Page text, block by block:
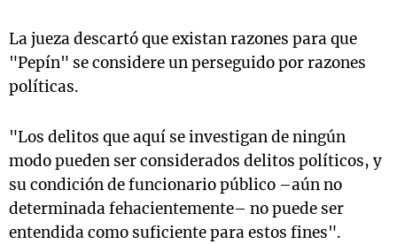
La jueza descartó que existan razones para que
"Pepín" se considere un perseguido por razones
políticas.
"Los delitos que aquí se investigan de ningún
modo pueden ser considerados delitos políticos, y
su condición de funcionario público –aún no
determinada fehacientemente– no puede ser
entendida como suficiente para estos fines".